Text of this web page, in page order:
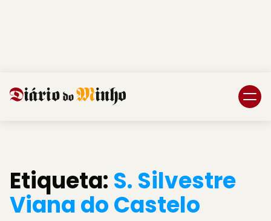
Etiqueta: S. Silvestre
Viana do Castelo